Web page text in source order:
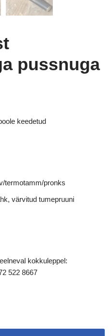
pussnuga
keedetud
termotamm/pronks
värvitud tumepruuni
kokkuleppel:
522 8667